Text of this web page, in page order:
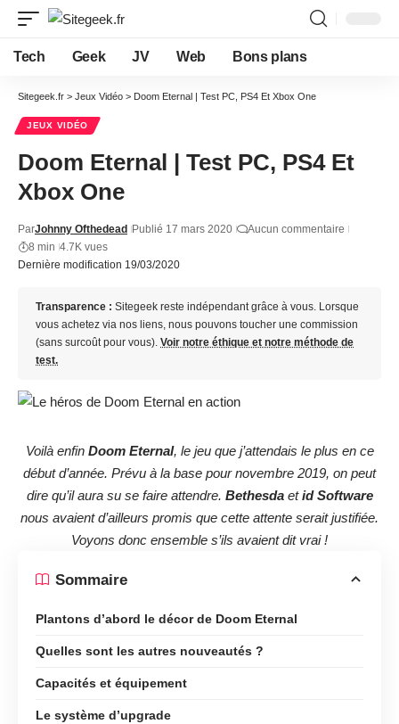
Tech Geek JV Web Bons plans
Sitegeek.fr > Jeux Vidéo > Doom Eternal | Test PC, PS4 Et Xbox One
JEUX VIDÉO
Doom Eternal | Test PC, PS4 Et
Xbox One
Dernière modification 19/03/2020
ParJohnny Ofthedead Publié 17 mars 2020
Aucun commentaire
8 min 4.7K vues
Transparence : Sitegeek reste indépendant grâce à vous. Lorsque
vous achetez via nos liens, nous pouvons toucher une commission
(sans surcoût pour vous). Voir notre éthique et notre méthode de
test.
Voilà enfin Doom Eternal, le jeu que j’attendais le plus en ce
début d’année. Prévu à la base pour novembre 2019, on peut
dire qu’il aura su se faire attendre. Bethesdaetid Software
nous avaient d’ailleurs promis que cette attente serait justifiée.
Voyons donc ensemble s’ils avaient dit vrai !
Sommaire
Plantons d’abord le décor de Doom Eternal
Quelles sont les autres nouveautés ?
Capacités et équipement
Le système d’upgrade